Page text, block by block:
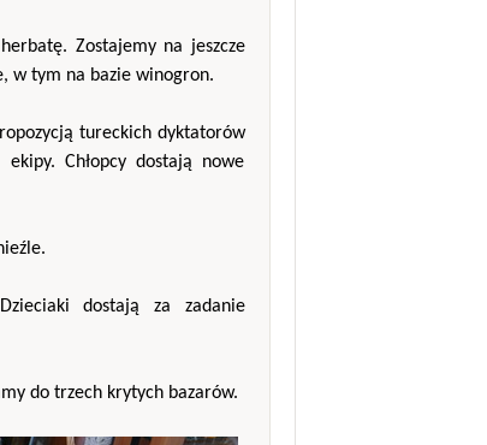
Zostajemy na jeszcze
w tym na bazie winogron.
tureckich dyktatorów
Chłopcy dostają nowe
dostają za zadanie
do trzech krytych bazarów.